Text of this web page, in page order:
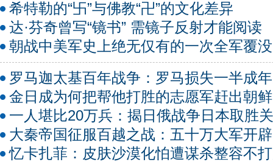
希特勒的“卐”与佛教“卍”的文化差异
达·芬奇曾写“镜书” 需镜子反射才能阅读
朝战中美军史上绝无仅有的一次全军覆没
罗马迦太基百年战争：罗马损失一半成
金日成为何把帮他打胜的志愿军赶出朝鲜
一人堪比20万兵：揭日俄战争日本取胜
大秦帝国征服百越之战：五十万大军开
忆卡扎菲：皮肤沙漠化怕遭谋杀整容不